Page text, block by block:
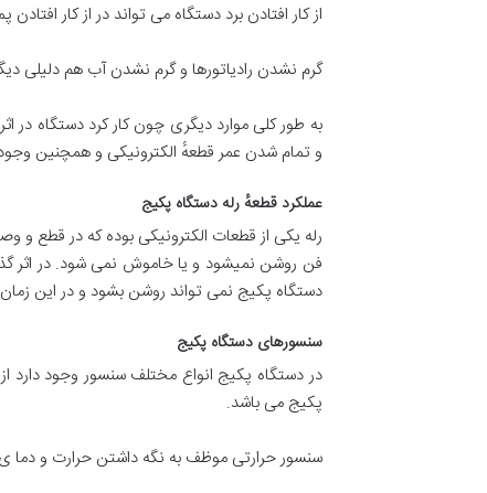
از کار افتادن برد دستگاه می تواند در از کار
گرم نشدن رادیاتورها و گرم نشدن آب هم دلیلی
به طور کلی موارد دیگری چون کار کرد دستگاه در
و تمام شدن عمر قطعهٔ الکترونیکی و همچنین
عملکرد قطعهٔ رله دستگاه پکیج
رله یکی از قطعات الکترونیکی بوده که در قطع
فن روشن نمیشود و یا خاموش نمی شود. در اثر
دستگاه پکیج نمی تواند روشن بشود و در این
سنسورهای دستگاه پکیج
در دستگاه پکیج انواع مختلف سنسور وجود دارد
پکیج می باشد.
سنسور حرارتی موظف به نگه داشتن حرارت و دما